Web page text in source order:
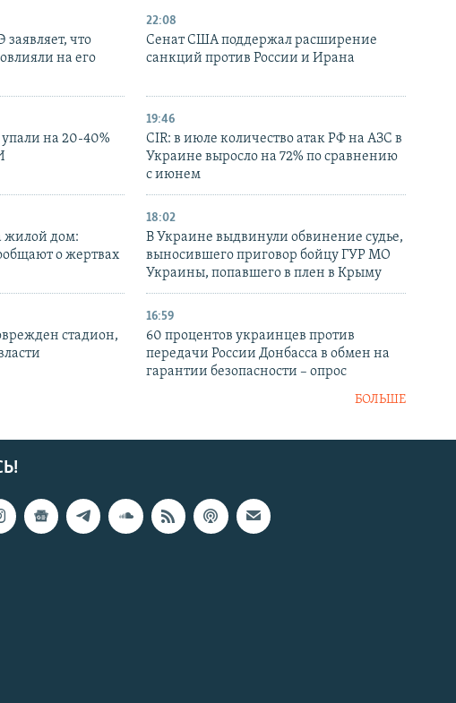
что
на его
22:08
Сенат США поддержал расширение
санкций против России и Ирана
на 20-40%
19:46
CIR: в июле количество атак РФ на АЗС в
Украине выросло на 72% по сравнению
с июнем
жилой дом:
о жертвах
18:02
В Украине выдвинули обвинение судье,
выносившего приговор бойцу ГУР МО
Украины, попавшего в плен в Крыму
стадион,
16:59
60 процентов украинцев против
передачи России Донбасса в обмен на
гарантии безопасности – опрос
БОЛЬШЕ